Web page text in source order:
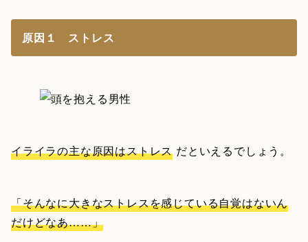
原因１ ストレス
イライラの主な原因はストレス だといえるでしょう。
「そんなに大きなストレスを感じている自覚はないん
だけどなあ……」